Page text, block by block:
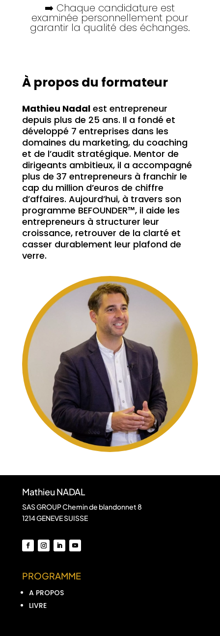
➡️ Chaque candidature est
examinée personnellement pour
garantir la qualité des échanges.
À propos du formateur
Mathieu Nadalest entrepreneur
depuis plus de 25 ans. Il a fondé et
développé 7 entreprises dans les
domaines du marketing, du coaching
et de l’audit stratégique. Mentor de
dirigeants ambitieux, il a accompagné
plus de 37 entrepreneurs à franchir le
cap du million d’euros de chiffre
d’affaires. Aujourd’hui, à travers son
programme BEFOUNDER™, il aide les
entrepreneurs à structurer leur
croissance, retrouver de la clarté et
casser durablement leur plafond de
verre.
Mathieu NADAL
SAS GROUP Chemin de blandonnet 8
1214 GENEVE SUISSE
PROGRAMME
A PROPOS
LIVRE